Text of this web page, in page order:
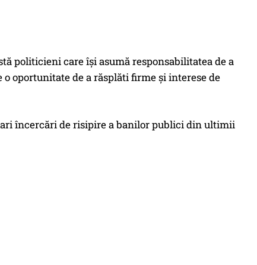
politicieni care își asumă responsabilitatea de a
oportunitate de a răsplăti firme și interese de
încercări de risipire a banilor publici din ultimii